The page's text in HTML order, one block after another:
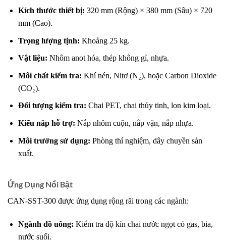
Kích thước thiết bị: 320 mm (Rộng) × 380 mm (Sâu) × 720
mm (Cao).
Trọng lượng tịnh: Khoảng 25 kg.
Vật liệu: Nhôm anot hóa, thép không gỉ, nhựa.
Môi chất kiểm tra: Khí nén, Nitơ (N₂), hoặc Carbon Dioxide
(CO₂).
Đối tượng kiểm tra: Chai PET, chai thủy tinh, lon kim loại.
Kiểu nắp hỗ trợ: Nắp nhôm cuộn, nắp vặn, nắp nhựa.
Môi trường sử dụng: Phòng thí nghiệm, dây chuyền sản
xuất.
Ứng Dụng Nổi Bật
CAN-SST-300 được ứng dụng rộng rãi trong các ngành:
Ngành đồ uống: Kiểm tra độ kín chai nước ngọt có gas, bia,
nước suối.